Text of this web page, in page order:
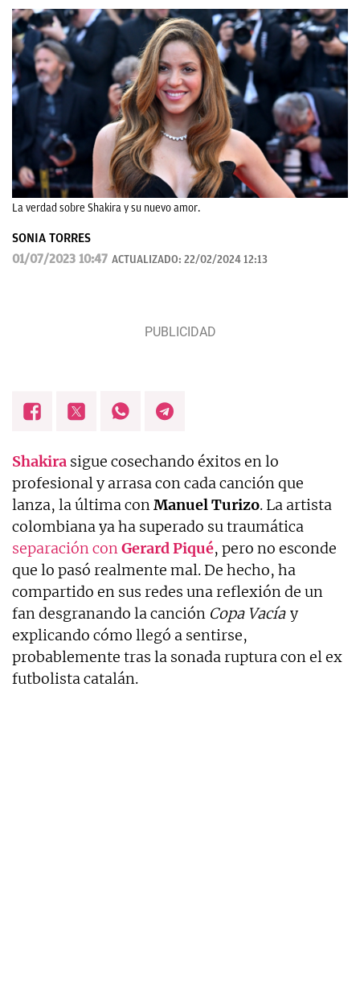
La verdad sobre Shakira y su nuevo amor.
SONIA TORRES
01/07/2023 10:47 ACTUALIZADO: 22/02/2024 12:13
Shakira sigue cosechando éxitos en lo
profesional y arrasa con cada canción que
lanza, la última conManuel Turizo. La artista
colombiana ya ha superado su traumática
separación conGerard Piqué, pero no esconde
que lo pasó realmente mal. De hecho, ha
compartido en sus redes una reflexión de un
fan desgranando la canción Copa Vacía y
explicando cómo llegó a sentirse,
probablemente tras la sonada ruptura con el ex
futbolista catalán.